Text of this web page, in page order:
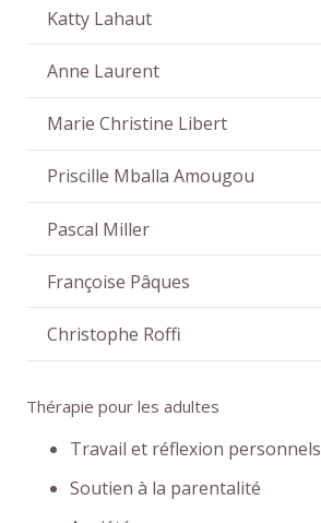
Katty Lahaut
Anne Laurent
Marie Christine Libert
Priscille Mballa Amougou
Pascal Miller
Françoise Pâques
Christophe Roffi
Thérapie pour les adultes
Travail et réflexion personnels
Soutien à la parentalité